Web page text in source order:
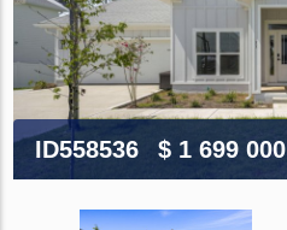
ID558536 $ 1 699 000